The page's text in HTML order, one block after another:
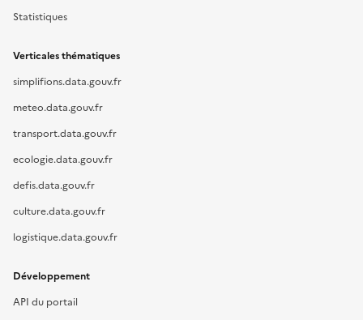
Statistiques
Verticales thématiques
simplifions.data.gouv.fr
meteo.data.gouv.fr
transport.data.gouv.fr
ecologie.data.gouv.fr
defis.data.gouv.fr
culture.data.gouv.fr
logistique.data.gouv.fr
Développement
API du portail